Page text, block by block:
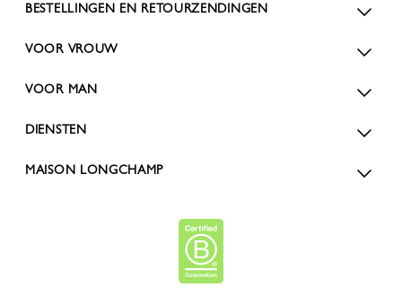
BESTELLINGEN EN RETOURZENDINGEN
VOOR VROUW
VOOR MAN
DIENSTEN
MAISON LONGCHAMP